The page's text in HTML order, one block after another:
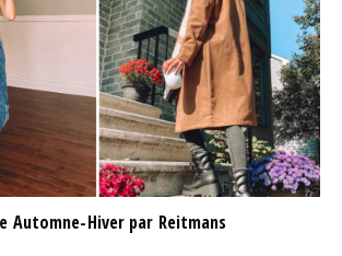
Automne-Hiver par Reitmans